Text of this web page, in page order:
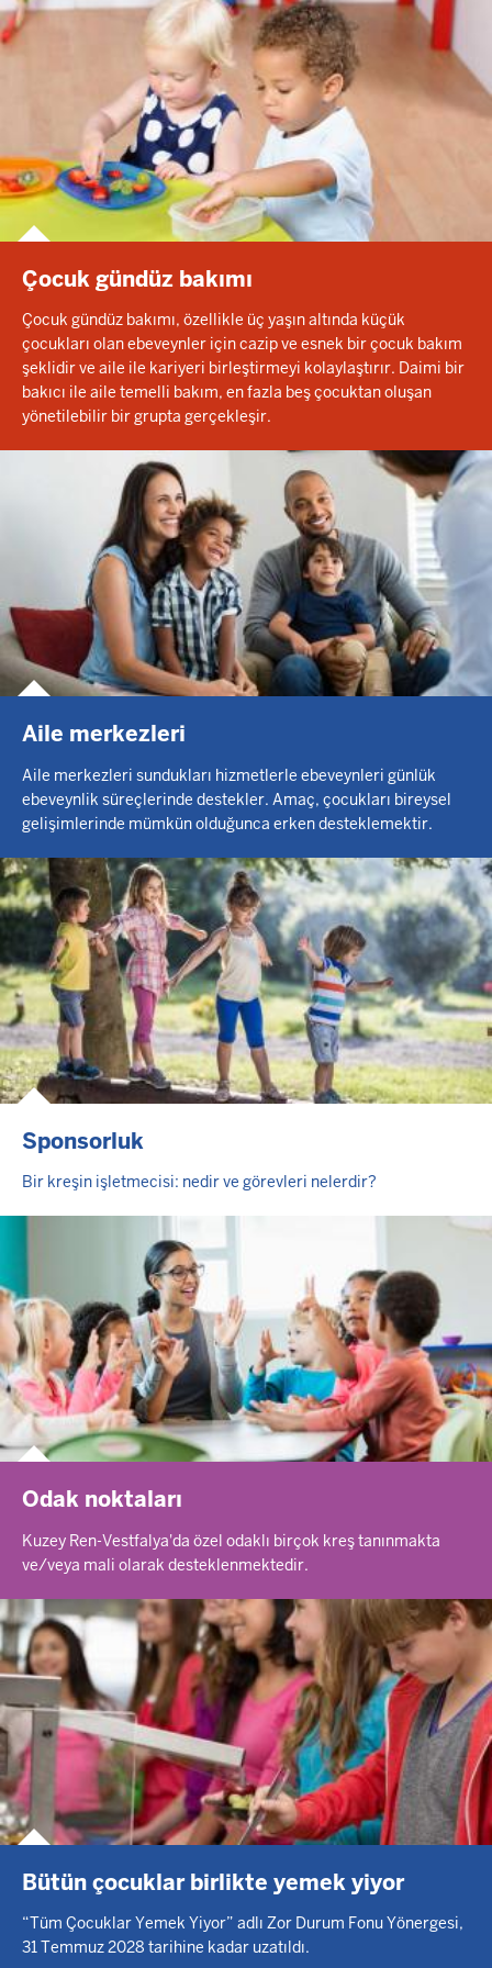
Çocuk gündüz bakımı
Çocuk gündüz bakımı, özellikle üç yaşın altında küçük
çocukları olan ebeveynler için cazip ve esnek bir çocuk bakım
şeklidir ve aile ile kariyeri birleştirmeyi kolaylaştırır. Daimi bir
bakıcı ile aile temelli bakım, en fazla beş çocuktan oluşan
yönetilebilir bir grupta gerçekleşir.
Aile merkezleri
Aile merkezleri sundukları hizmetlerle ebeveynleri günlük
ebeveynlik süreçlerinde destekler. Amaç, çocukları bireysel
gelişimlerinde mümkün olduğunca erken desteklemektir.
Sponsorluk
Bir kreşin işletmecisi: nedir ve görevleri nelerdir?
Odak noktaları
Kuzey Ren-Vestfalya'da özel odaklı birçok kreş tanınmakta
ve/veya mali olarak desteklenmektedir.
Bütün çocuklar birlikte yemek yiyor
“Tüm Çocuklar Yemek Yiyor” adlı Zor Durum Fonu Yönergesi,
31 Temmuz 2028 tarihine kadar uzatıldı.